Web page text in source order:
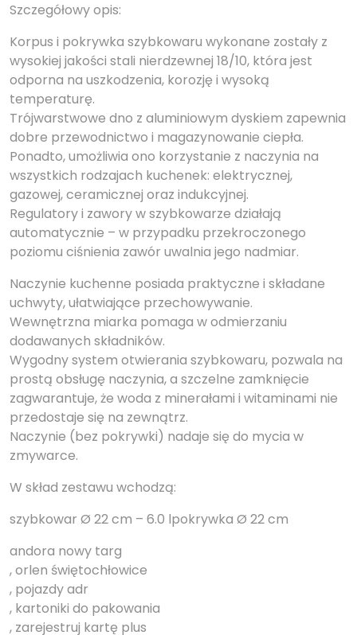
Szczegółowy opis:
Korpus i pokrywka szybkowaru wykonane zostały z
wysokiej jakości stali nierdzewnej 18/10, która jest
odporna na uszkodzenia, korozję i wysoką
temperaturę.
Trójwarstwowe dno z aluminiowym dyskiem zapewnia
dobre przewodnictwo i magazynowanie ciepła.
Ponadto, umożliwia ono korzystanie z naczynia na
wszystkich rodzajach kuchenek: elektrycznej,
gazowej, ceramicznej oraz indukcyjnej.
Regulatory i zawory w szybkowarze działają
automatycznie – w przypadku przekroczonego
poziomu ciśnienia zawór uwalnia jego nadmiar.
Naczynie kuchenne posiada praktyczne i składane
uchwyty, ułatwiające przechowywanie.
Wewnętrzna miarka pomaga w odmierzaniu
dodawanych składników.
Wygodny system otwierania szybkowaru, pozwala na
prostą obsługę naczynia, a szczelne zamknięcie
zagwarantuje, że woda z minerałami i witaminami nie
przedostaje się na zewnątrz.
Naczynie (bez pokrywki) nadaje się do mycia w
zmywarce.
W skład zestawu wchodzą:
szybkowar Ø 22 cm – 6.0 lpokrywka Ø 22 cm
andora nowy targ
, orlen świętochłowice
, pojazdy adr
, kartoniki do pakowania
, zarejestruj kartę plus